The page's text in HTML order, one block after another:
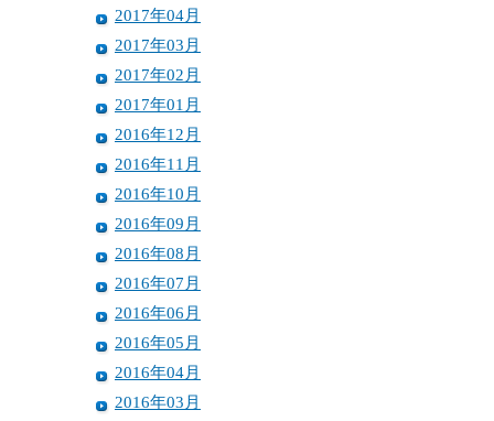
2017年04月
2017年03月
2017年02月
2017年01月
2016年12月
2016年11月
2016年10月
2016年09月
2016年08月
2016年07月
2016年06月
2016年05月
2016年04月
2016年03月